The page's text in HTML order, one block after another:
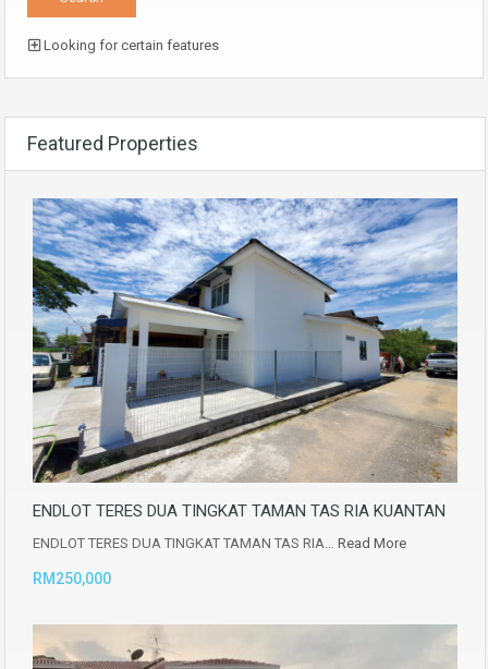
Looking for certain features
Featured Properties
ENDLOT TERES DUA TINGKAT TAMAN TAS RIA KUANTAN
ENDLOT TERES DUA TINGKAT TAMAN TAS RIA… Read More
RM250,000